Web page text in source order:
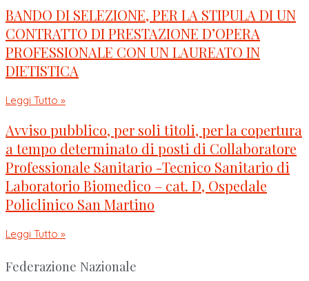
BANDO DI SELEZIONE, PER LA STIPULA DI UN
CONTRATTO DI PRESTAZIONE D’OPERA
PROFESSIONALE CON UN LAUREATO IN
DIETISTICA
Leggi Tutto »
Avviso pubblico, per soli titoli, per la copertura
a tempo determinato di posti di Collaboratore
Professionale Sanitario -Tecnico Sanitario di
Laboratorio Biomedico – cat. D, Ospedale
Policlinico San Martino
Leggi Tutto »
Federazione Nazionale